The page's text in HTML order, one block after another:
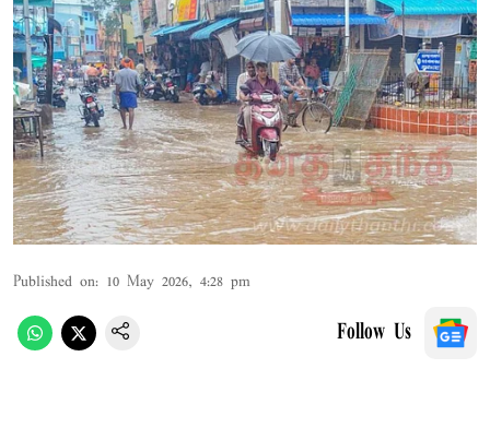
Published on: 10 May 2026, 4:28 pm
Follow Us